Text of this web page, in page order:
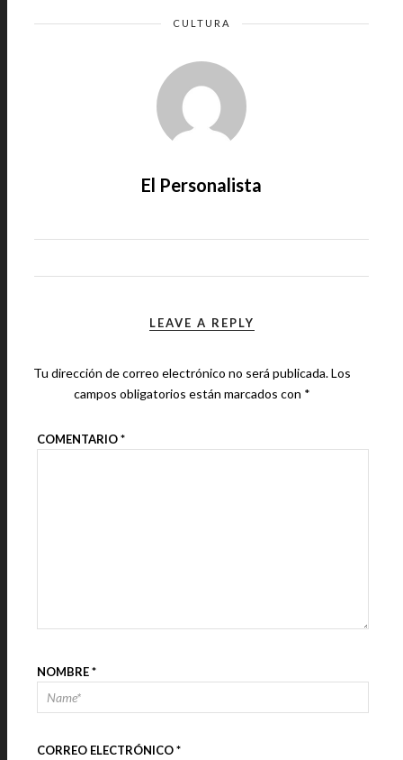
CULTURA
El Personalista
LEAVE A REPLY
Tu dirección de correo electrónico no será publicada.Los
campos obligatorios están marcados con *
COMENTARIO*
NOMBRE*
CORREO ELECTRÓNICO*